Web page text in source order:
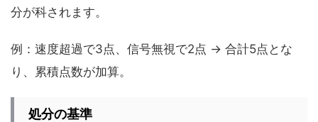
分が科されます。
例：速度超過で3点、信号無視で2点 → 合計5点とな
り、累積点数が加算。
処分の基準